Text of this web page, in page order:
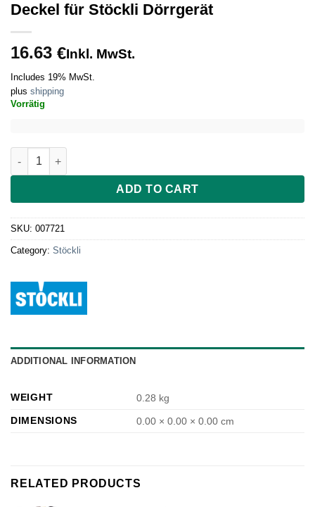
Deckel für Stöckli Dörrgerät
16.63 €Inkl. MwSt.
Includes 19% MwSt.
plus shipping
Vorrätig
Deckel für Stöckli Dörrgerät quantity
ADD TO CART
SKU: 007721
Category: Stöckli
ADDITIONAL INFORMATION
WEIGHT
0.28 kg
DIMENSIONS
0.00 × 0.00 × 0.00 cm
RELATED PRODUCTS